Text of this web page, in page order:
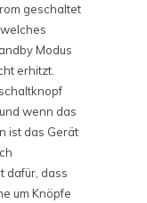
geschaltet
Modus
erhitzt.
wenn das
ist das Gerät
dafür, dass
um Knöpfe